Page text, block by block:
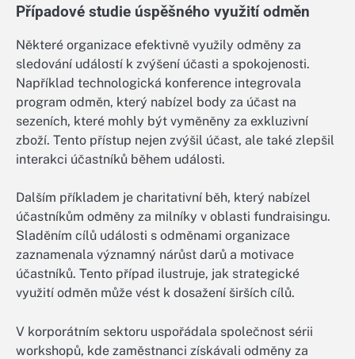
Případové studie úspěšného využití odměn
Některé organizace efektivně využily odměny za
sledování událostí k zvýšení účasti a spokojenosti.
Například technologická konference integrovala
program odměn, který nabízel body za účast na
sezeních, které mohly být vyměněny za exkluzivní
zboží. Tento přístup nejen zvýšil účast, ale také zlepšil
interakci účastníků během události.
Dalším příkladem je charitativní běh, který nabízel
účastníkům odměny za milníky v oblasti fundraisingu.
Sladěním cílů události s odměnami organizace
zaznamenala významný nárůst darů a motivace
účastníků. Tento případ ilustruje, jak strategické
využití odměn může vést k dosažení širších cílů.
V korporátním sektoru uspořádala společnost sérii
workshopů, kde zaměstnanci získávali odměny za